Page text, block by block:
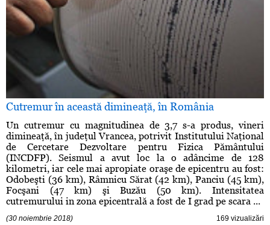
Cutremur în această dimineaţă, în România
Un cutremur cu magnitudinea de 3,7 s-a produs, vineri
dimineaţă, în judeţul Vrancea, potrivit Institutului Naţional
de Cercetare Dezvoltare pentru Fizica Pământului
(INCDFP). Seismul a avut loc la o adâncime de 128
kilometri, iar cele mai apropiate oraşe de epicentru au fost:
Odobeşti (36 km), Râmnicu Sărat (42 km), Panciu (45 km),
Focşani (47 km) şi Buzău (50 km). Intensitatea
cutremurului in zona epicentrală a fost de I grad pe scara ...
(30 noiembrie 2018) 169 vizualizări